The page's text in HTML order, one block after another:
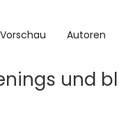
Vorschau Autoren
und